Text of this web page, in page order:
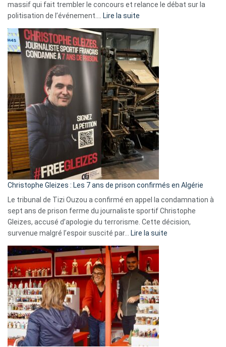
massif qui fait trembler le concours et relance le débat sur la
politisation de l’événement.… Lire la suite
Eurovision
2026
:
Pays-
Bas,
Espagne,
Irlande
et
Slovénie
rejettent
la
présence
d’Israël
Christophe Gleizes : Les 7 ans de prison confirmés en Algérie
Le tribunal de Tizi Ouzou a confirmé en appel la condamnation à
sept ans de prison ferme du journaliste sportif Christophe
Gleizes, accusé d’apologie du terrorisme. Cette décision,
survenue malgré l’espoir suscité par… Lire la suite